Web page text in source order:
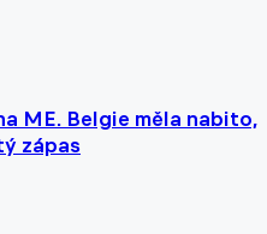
ME. Belgie měla nabito,
zápas